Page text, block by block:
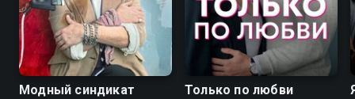
7.6
Модный синдикат Только по любви